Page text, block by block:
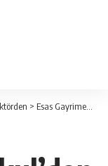
> Esas Gayrimenkul’den “Project Horizon”: Dikiz aynasından kurtulup geleceği öngörme zamanı